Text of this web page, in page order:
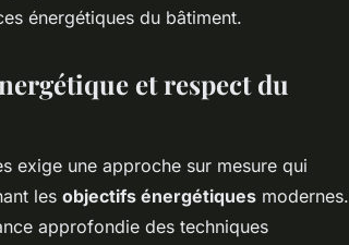
énergétiques du bâtiment.
et respect du
exige une approche sur mesure qui
les objectifs énergétiques modernes.
approfondie des techniques